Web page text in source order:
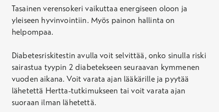
Tasainen verensokeri vaikuttaa energiseen oloon ja
yleiseen hyvinvointiin. Myös painon hallinta on
helpompaa.
Diabetesriskitestin avulla voit selvittää, onko sinulla riski
sairastua tyypin 2 diabetekseen seuraavan kymmenen
vuoden aikana. Voit varata ajan lääkärille ja pyytää
lähetettä Hertta-tutkimukseen tai voit varata ajan
suoraan ilman lähetettä.